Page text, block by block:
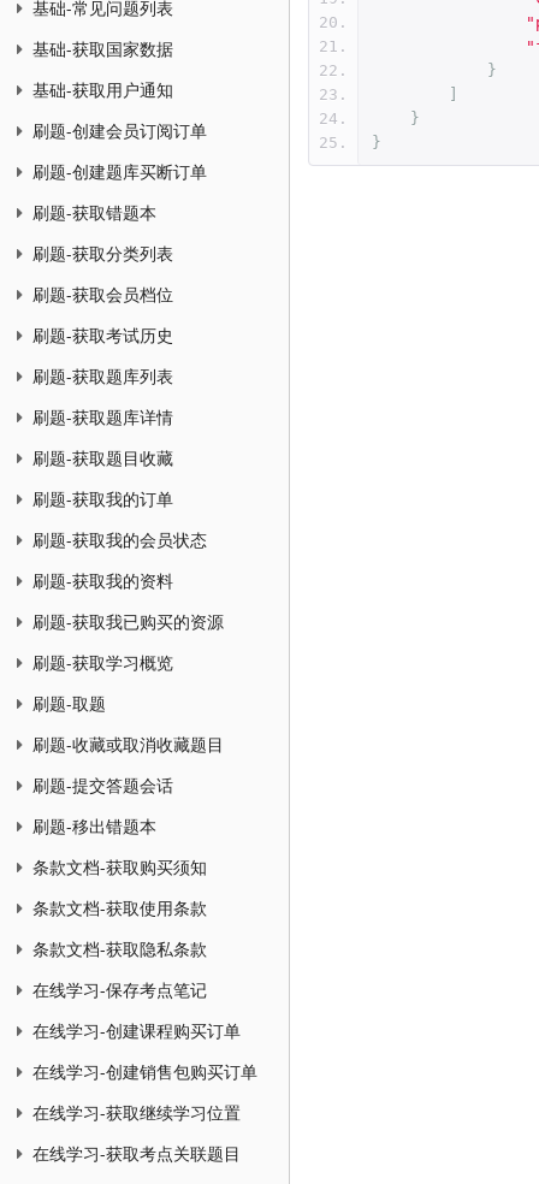
基础-常见问题列表
基础-获取国家数据
基础-获取用户通知
刷题-创建会员订阅订单
刷题-创建题库买断订单
刷题-获取错题本
刷题-获取分类列表
刷题-获取会员档位
刷题-获取考试历史
刷题-获取题库列表
刷题-获取题库详情
刷题-获取题目收藏
刷题-获取我的订单
刷题-获取我的会员状态
刷题-获取我的资料
刷题-获取我已购买的资源
刷题-获取学习概览
刷题-取题
刷题-收藏或取消收藏题目
刷题-提交答题会话
刷题-移出错题本
条款文档-获取购买须知
条款文档-获取使用条款
条款文档-获取隐私条款
在线学习-保存考点笔记
在线学习-创建课程购买订单
在线学习-创建销售包购买订单
在线学习-获取继续学习位置
在线学习-获取考点关联题目
}
]
}
}